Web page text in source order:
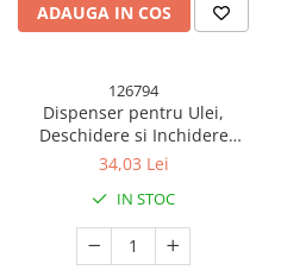
ADAUGA IN COS
126794
Dispenser pentru Ulei,
Deschidere si Inchidere
Automata a Rezervorul, cu
ml, 29.5x6x6 cm, Albastru
34,03 Lei
IN STOC